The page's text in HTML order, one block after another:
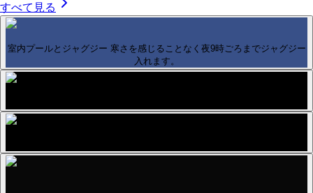
すべて見る
室内プールとジャグジー 寒さを感じることなく夜9時ごろまでジャグジー
入れます。